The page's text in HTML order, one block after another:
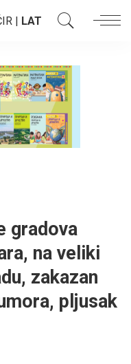
| LAT
gradova
na veliki
zakazan
pljusak